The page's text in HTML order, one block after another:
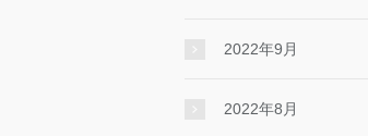
2022年9月
2022年8月